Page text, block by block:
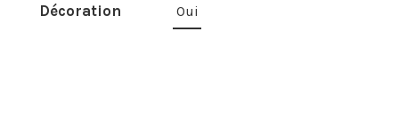
Décoration Oui